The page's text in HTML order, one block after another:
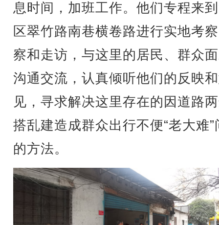
息时间，加班工作。他们专程来
区翠竹路南巷横卷路进行实地考
察和走访，与这里的居民、群众
沟通交流，认真倾听他们的反映
见，寻求解决这里存在的因道路
搭乱建造成群众出行不便“老大难”
的方法。